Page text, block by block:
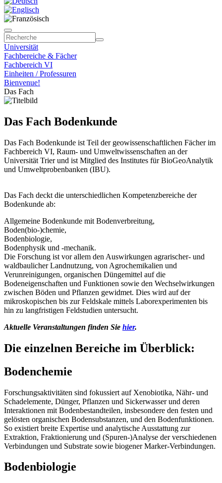
Universität
Fachbereiche & Fächer
Fachbereich VI
Einheiten / Professuren
Bienvenue!
Das Fach
Das Fach Bodenkunde
Das Fach Bodenkunde ist Teil der geowissenschaftlichen Fächer im
Fachbereich VI, Raum- und Umweltwissenschaften an der
Universität Trier und ist Mitglied des Institutes für BioGeoAnalytik
und Umweltprobenbanken (IBU).
Das Fach deckt die unterschiedlichen Kompetenzbereiche der
Bodenkunde ab:
Allgemeine Bodenkunde mit Bodenverbreitung,
Boden(bio-)chemie,
Bodenbiologie,
Bodenphysik und ‑mechanik.
Die Forschung ist vor allem den Auswirkungen agrarischer- und
waldbaulicher Landnutzung, von Agrochemikalien und
Verunreinigungen, organischen Düngemittel auf die
Bodeneigenschaften und Funktionen sowie den Wechselwirkungen
zwischen Böden und Pflanzen gewidmet. Dies wird auf der
mikroskopischen bis zur Feldskale mittels Laborexperimenten bis
hin zu langfristigen Feldstudien untersucht.
Aktuelle Veranstaltungen finden Sie hier.
Die einzelnen Bereiche im Überblick:
Bodenchemie
Forschungsaktivitäten sind fokussiert auf Xenobiotika, Nähr- und
Schadelemente, Dünger, Pflanzen und Sickerwasser und deren
Interaktionen mit Bodenbestandteilen, insbesondere den festen und
gelösten organischen Bodensubstanzen, und den Bodenfunktionen.
So existiert breite Expertise und analytische Ausstattung zur
Extraktion, Fraktionierung und (Spuren-)Analyse der verschiedenen
Verbindungen und Substrate sowie biogener Marker-Verbindungen.
Bodenbiologie